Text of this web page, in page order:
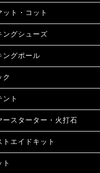
ット・コット
ングシューズ
ングポール
ク
ント
ースターター・火打石
トエイドキット
ト